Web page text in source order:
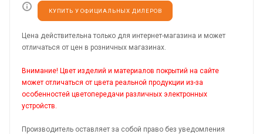
КУПИТЬ У ОФИЦИАЛЬНЫХ ДИЛЕРОВ
Цена действительна только для интернет-магазина и может
отличаться от цен в розничных магазинах.
Внимание! Цвет изделий и материалов покрытий на сайте
может отличаться от цвета реальной продукции из-за
особенностей цветопередачи различных электронных
устройств.
Производитель оставляет за собой право без уведомления